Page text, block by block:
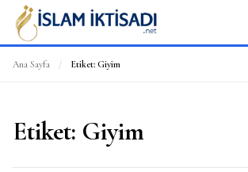
Ana Sayfa / Etiket: Giyim
Etiket: Giyim